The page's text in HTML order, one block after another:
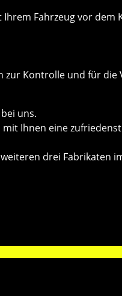
Fahrzeug vor
Kontrolle und für
uns.
Ihnen eine
drei Fabrikaten